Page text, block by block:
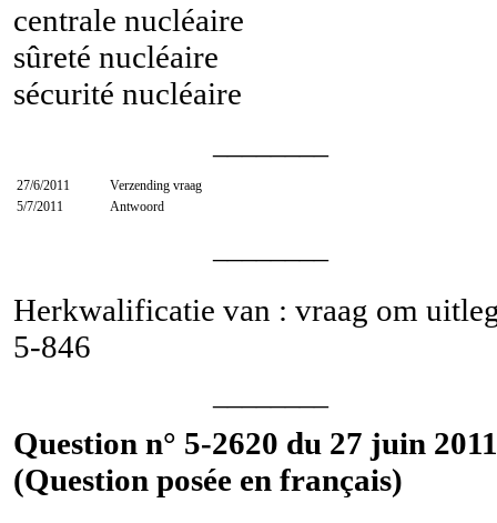
centrale nucléaire
sûreté nucléaire
sécurité nucléaire
27/6/2011
Verzending vraag
5/7/2011
Antwoord
Herkwalificatie van : vraag om
5-846
Question n° 5-2620 du 27 juin
(Question posée en français)